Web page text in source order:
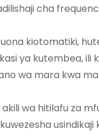
cha
kiotomatiki,
ya kutembea, ili
wa mara kwa
akili wa hitilafu za